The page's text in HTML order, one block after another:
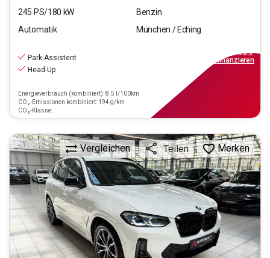
245 PS/180 kW
Benzin
Automatik
München / Eching
Park-Assistent
Head-Up
Energieverbrauch (kombiniert): 8.5 l/100km
CO₂-Emissionen kombiniert: 194 g/km
CO₂-Klasse:
inkl.MwSt.
finanzieren
Vergleichen Teilen Merken